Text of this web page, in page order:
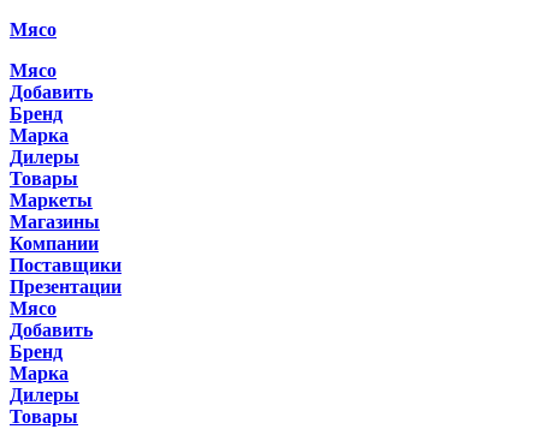
Мясо
Мясо
Добавить
Бренд
Марка
Дилеры
Товары
Маркеты
Магазины
Компании
Поставщики
Презентации
Мясо
Добавить
Бренд
Марка
Дилеры
Товары